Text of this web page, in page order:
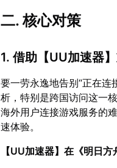
二. 核心对策
1. 借助【UU加速器
要一劳永逸地告别“正在
析，特别是跨国访问这一
海外用户连接游戏服务的
速体验。
【UU加速器】在《明日方